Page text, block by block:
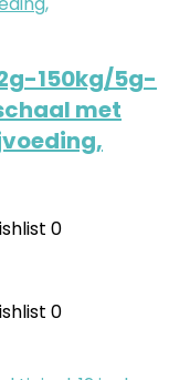
150kg/5g-
met
0
0